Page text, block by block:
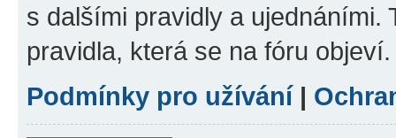
s dalšími pravidly a ujednáními.
pravidla, která se na fóru objeví.
Podmínky pro užívání|